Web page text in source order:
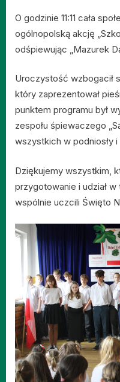
O godzinie 11:11 cała
ogólnopolską akcję
odśpiewując „Mazurek
Uroczystość wzbogacił
który zaprezentował
punktem programu był
zespołu śpiewaczego
wszystkich w podniosły
Dziękujemy wszystkim,
przygotowanie i udział
wspólnie uczcili Święto